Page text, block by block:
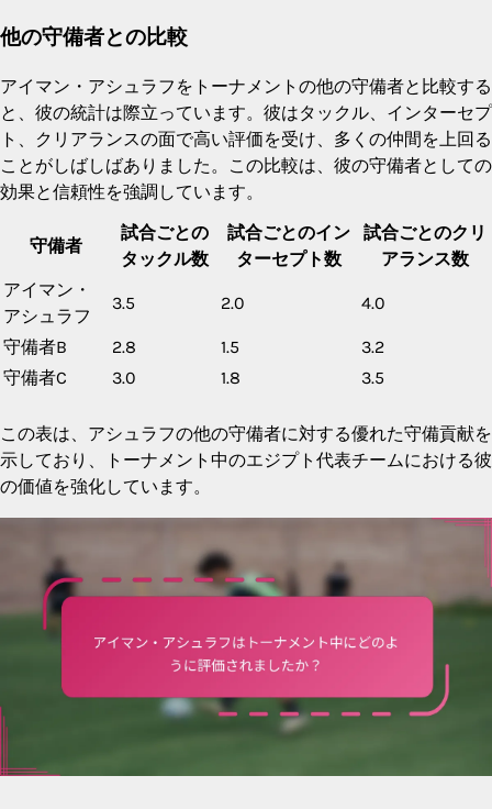
他の守備者との比較
アイマン・アシュラフをトーナメントの他の守備者と比較する
と、彼の統計は際立っています。彼はタックル、インターセプ
ト、クリアランスの面で高い評価を受け、多くの仲間を上回る
ことがしばしばありました。この比較は、彼の守備者としての
効果と信頼性を強調しています。
守備者
試合ごとの
タックル数
試合ごとのイン
ターセプト数
試合ごとのクリ
アランス数
アイマン・
アシュラフ
3.5 2.0 4.0
守備者B 2.8 1.5
3.2
守備者C
3.0 1.8 3.5
この表は、アシュラフの他の守備者に対する優れた守備貢献を
示しており、トーナメント中のエジプト代表チームにおける彼
の価値を強化しています。